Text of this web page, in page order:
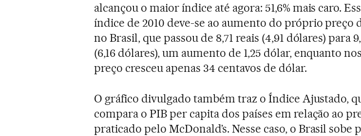
alcançou o maior índice até agora: 51,6% mais caro.
índice de 2010 deve-se ao aumento do próprio preço
no Brasil, que passou de 8,71 reais (4,91 dólares) para
(6,16 dólares), um aumento de 1,25 dólar, enquanto
preço cresceu apenas 34 centavos de dólar.
O gráfico divulgado também traz o Índice Ajustado,
compara o PIB per capita dos países em relação ao
praticado pelo McDonald’s. Nesse caso, o Brasil sobe